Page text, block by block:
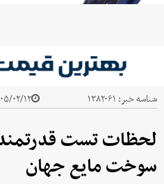
شناسه خبر: ۱۳۸۲۰۶۱ ۱۴۰۵/۰۲/۱۲ -
لحظات تست
سوخت مایع جهان